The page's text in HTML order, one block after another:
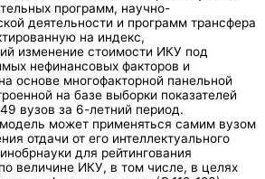
программ, научно-
деятельности и программ трансфера
на индекс,
изменение стоимости ИКУ под
нефинансовых факторов и
основе многофакторной панельной
на базе выборки показателей
вузов за 6-летний период.
может применяться самим вузом
отдачи от его интеллектуального
для рейтингования
величине ИКУ, в том числе, в целях